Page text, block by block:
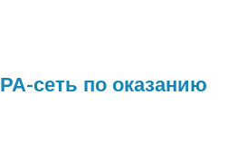
сеть по оказанию